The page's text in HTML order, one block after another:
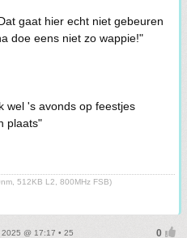
gaat hier echt niet gebeuren
doe eens niet zo wappie!"
wel 's avonds op feestjes
plaats"
512KB L2, 800MHz FSB)
2025 @ 17:17 • 25